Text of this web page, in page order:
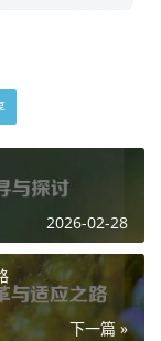
2026-02-28
下一篇 »